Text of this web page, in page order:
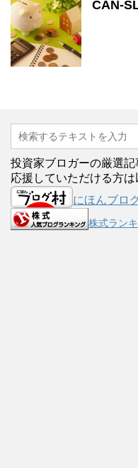
CAN-
投資家ブロガーの厳選記
応援していただける方
にほんブロ
株式ラン